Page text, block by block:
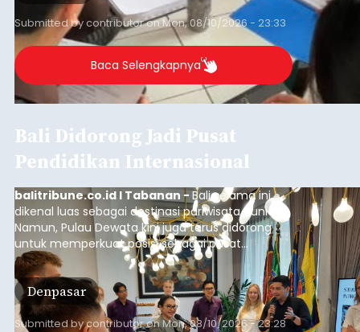
Submitted bycontributoronMon, 08/10/2026 - 23:33
Baca Selengkapnya
Bali Didorong Jadi Pusat
Pendidikan Internasional
balitribune.co.id I Tabanan -Bali selama ini
dikenal luas sebagai destinasi pariwisata dunia.
Namun, Pulau Dewata kini juga terus didorong
untuk memperkuat posisi sebagai pusat
pendidikan internasional atau "education hub".
Denpasar
Submitted bycontributoronMon, 08/10/2026 - 23:28